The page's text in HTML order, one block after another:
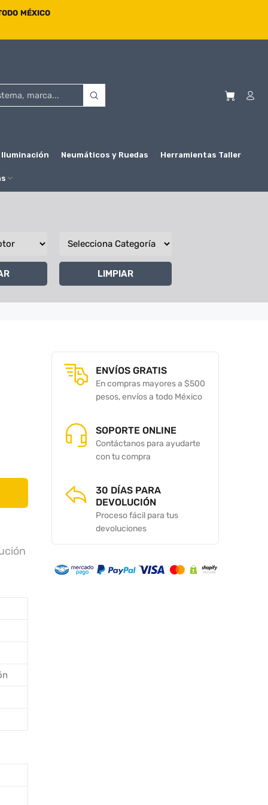
MÉXICO
Iluminación Neumáticos y Ruedas Herramientas Taller
LIMPIAR
ENVÍOS GRATIS
En compras mayores a $500
pesos, envíos a todo México
SOPORTE ONLINE
Contáctanos para ayudarte
con tu compra
30 DÍAS PARA
DEVOLUCIÓN
Proceso fácil para tus
devoluciones